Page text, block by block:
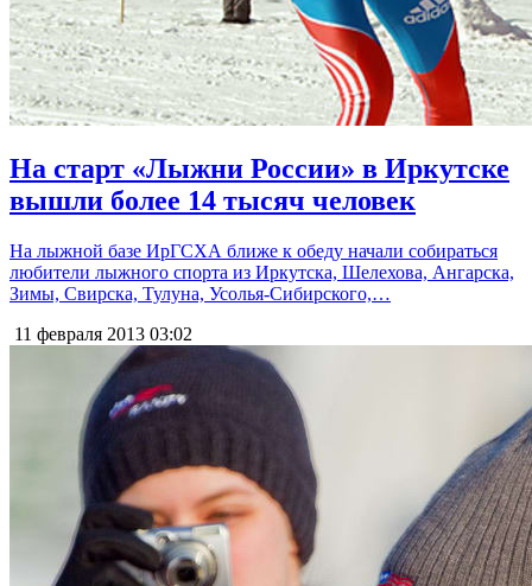
На старт «Лыжни России» в Иркутске
вышли более 14 тысяч человек
На лыжной базе ИрГСХА ближе к обеду начали собираться
любители лыжного спорта из Иркутска, Шелехова, Ангарска,
Зимы, Свирска, Тулуна, Усолья-Сибирского,…
11 февраля 2013 03:02